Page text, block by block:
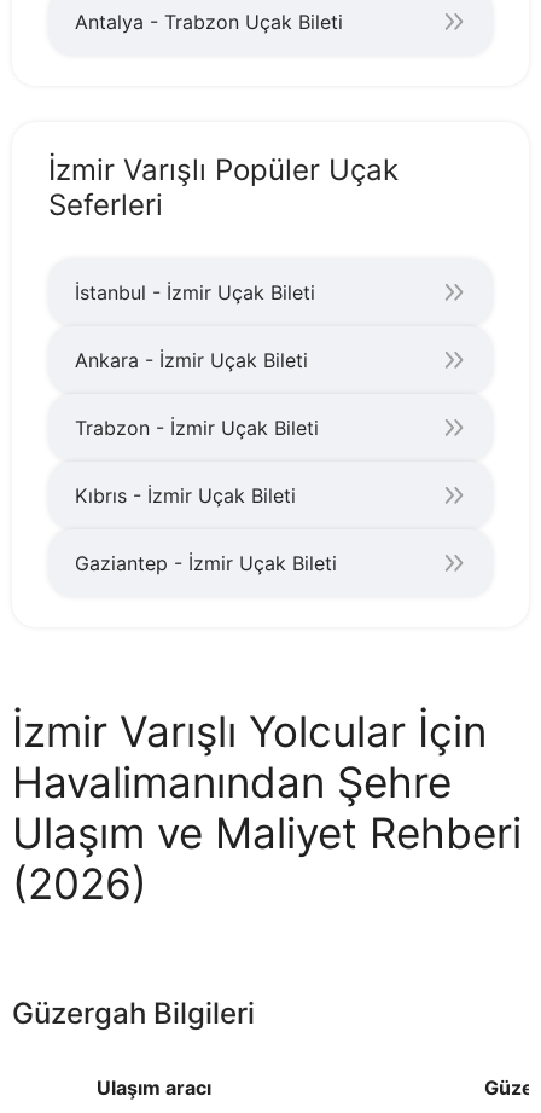
Antalya - Trabzon Uçak Bileti
İzmir Varışlı Popüler Uçak
Seferleri
İstanbul - İzmir Uçak Bileti
Ankara - İzmir Uçak Bileti
Trabzon - İzmir Uçak Bileti
Kıbrıs - İzmir Uçak Bileti
Gaziantep - İzmir Uçak Bileti
İzmir Varışlı Yolcular İçin
Havalimanından Şehre
Ulaşım ve Maliyet Rehberi
(2026)
Güzergah Bilgileri
Ulaşım aracı